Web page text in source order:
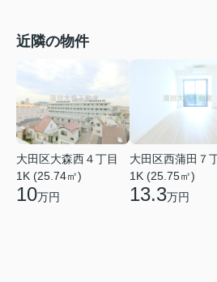
近隣の物件
大田区大森西４丁目
1K (25.74㎡)
10万円
大田区西蒲田７
1K (25.75㎡)
13.3万円